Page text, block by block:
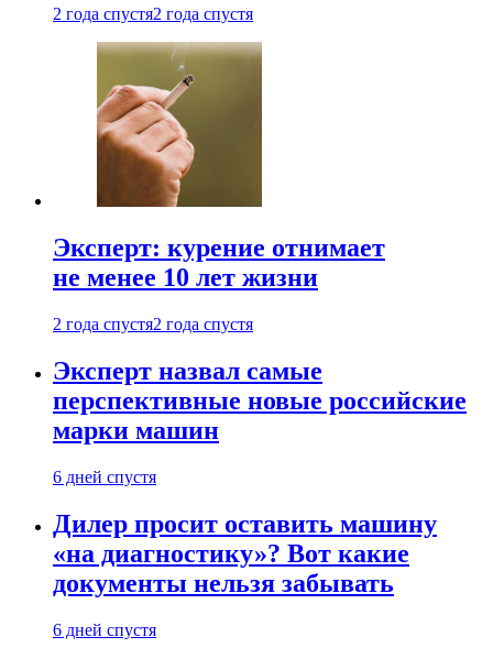
2 года спустя2 года спустя
Эксперт: курение отнимает
не менее 10 лет жизни
2 года спустя2 года спустя
Эксперт назвал самые
перспективные новые российские
марки машин
6 дней спустя
Дилер просит оставить машину
«на диагностику»? Вот какие
документы нельзя забывать
6 дней спустя